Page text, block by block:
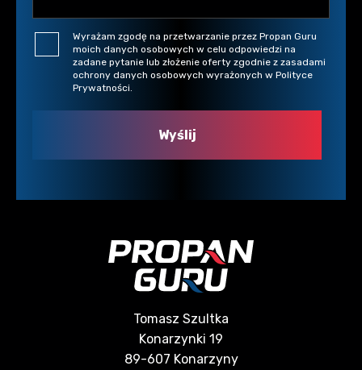
Wyrażam zgodę na przetwarzanie przez Propan Guru
moich danych osobowych w celu odpowiedzi na
zadane pytanie lub złożenie oferty zgodnie z zasadami
ochrony danych osobowych wyrażonych w Polityce
Prywatności.
Tomasz Szultka
Konarzynki 19
89-607 Konarzyny